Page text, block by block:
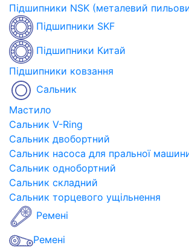
Підшипники NSK (металевий
Підшипники SKF
Підшипники Китай
Підшипники ковзання
Сальник
Мастило
Сальник V-Ring
Сальник двобортний
Сальник насоса для пральної
Сальник однобортний
Сальник складний
Сальник торцевого ущільнення
Ремені
Ремені